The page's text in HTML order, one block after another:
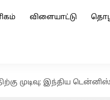
விளையாட்டு
முடிவு; இந்திய